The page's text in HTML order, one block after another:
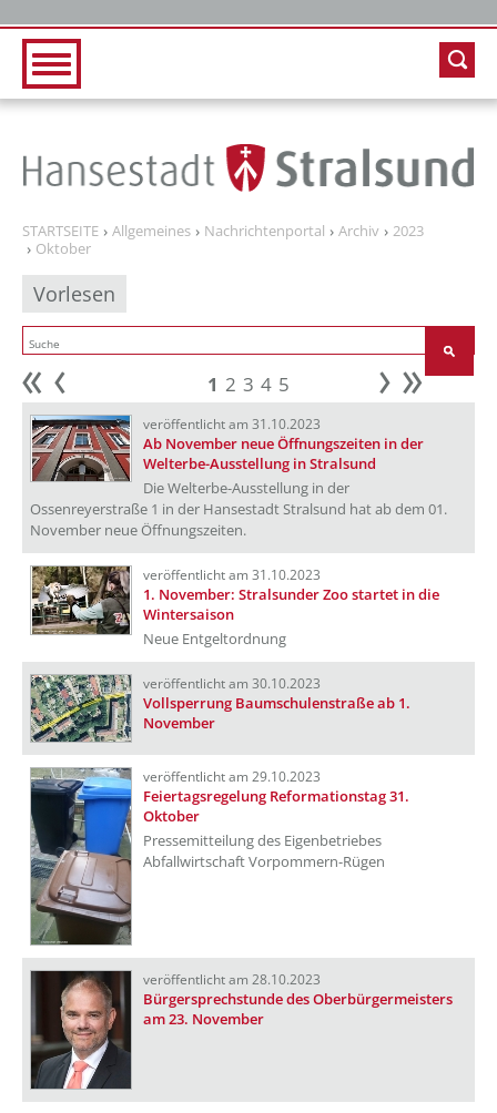
STARTSEITE Allgemeines Nachrichtenportal Archiv
2023
Oktober
Vorlesen
Anfang 1 2 3 4 5 weiter
veröffentlicht am 31.10.2023
Ab November neue Öffnungszeiten in der
Welterbe-Ausstellung in Stralsund
Die Welterbe-Ausstellung in der
Ossenreyerstraße 1 in der Hansestadt Stralsund hat ab dem 01.
November neue Öffnungszeiten.
veröffentlicht am 31.10.2023
1. November: Stralsunder Zoo startet in die
Wintersaison
Neue Entgeltordnung
veröffentlicht am 30.10.2023
Vollsperrung Baumschulenstraße ab 1.
November
veröffentlicht am 29.10.2023
Feiertagsregelung Reformationstag 31.
Oktober
Pressemitteilung des Eigenbetriebes
Abfallwirtschaft Vorpommern-Rügen
veröffentlicht am 28.10.2023
Bürgersprechstunde des Oberbürgermeisters
am 23. November